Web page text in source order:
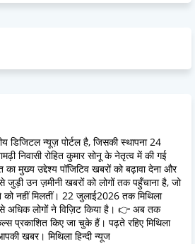
डिजिटल न्यूज़ पोर्टल है, जिसकी स्थापना 24
निवासी रोहित कुमार सोनू के नेतृत्व में की गई
मुख्य उद्देश्य पॉजिटिव खबरों को बढ़ावा देना और
जुड़ी उन ज़मीनी खबरों को लोगों तक पहुँचाना है, जो
को नहीं मिलतीं। 22 जुलाई2026 तक मिथिला
अधिक लोगों ने विज़िट किया है। 👉 अब तक
प्रकाशित किए जा चुके हैं। पढ़ते रहिए मिथिला
खबर। मिथिला हिन्दी न्यूज